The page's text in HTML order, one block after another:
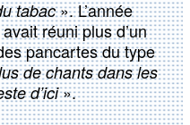
tabac». L’année
réuni plus d’un
pancartes du type
de chants dans les
d’ici».